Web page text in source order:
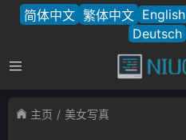
简体中文 繁体中文 English
Deutsch
主页 美女写真